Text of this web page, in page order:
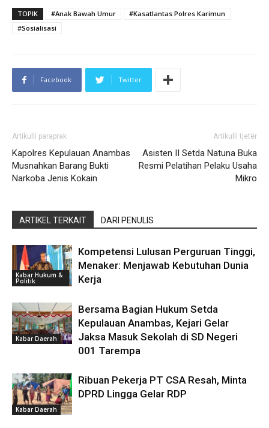
TOPIK #Anak Bawah Umur
#Kasatlantas Polres Karimun
#Sosialisasi
Facebook Twitter
Artikulli paraprak
Kapolres Kepulauan Anambas
Musnahkan Barang Bukti
Narkoba Jenis Kokain
Artikulli tjetër
Asisten II Setda Natuna Buka
Resmi Pelatihan Pelaku Usaha
Mikro
ARTIKEL TERKAIT DARI PENULIS
Kabar Hukum &
Politik
Kompetensi Lulusan Perguruan Tinggi,
Menaker: Menjawab Kebutuhan Dunia
Kerja
Kabar Daerah
Bersama Bagian Hukum Setda
Kepulauan Anambas, Kejari Gelar
Jaksa Masuk Sekolah di SD Negeri
001 Tarempa
Kabar Daerah
Ribuan Pekerja PT CSA Resah, Minta
DPRD Lingga Gelar RDP